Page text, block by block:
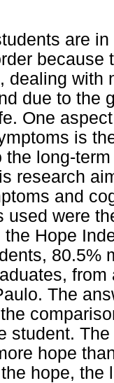
are
because
dealing with
due to the
One
is
the long-
research
and
used were
the Hope
80.5%
The
student.
hope
hope,